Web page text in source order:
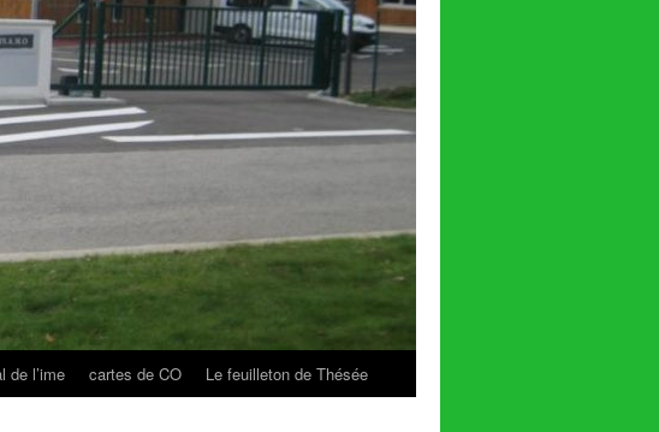
de l’ime cartes de CO Le feuilleton de Thésée